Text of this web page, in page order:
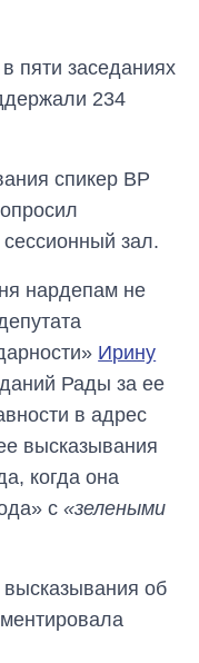
пяти заседаниях
234
спикер ВР
сессионный зал.
нардепам не
Ирину
Рады за ее
в адрес
высказывания
когда она
с«зелеными
высказывания об
Как изменился
бюджет
Министерства
обороны за 13 лет
войны с россией